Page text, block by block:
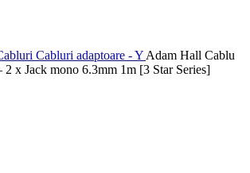
Cabluri adaptoare - Y Adam Hall Cablu
2 x Jack mono 6.3mm 1m [3 Star Series]